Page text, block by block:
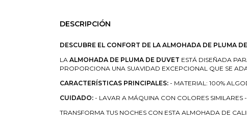
DESCRIPCIÓN
DESCUBRE EL CONFORT DE LA ALMOHADA DE PLUMA
LA ALMOHADA DE PLUMA DE DUVET ESTÁ DISEÑADA
PROPORCIONA UNA SUAVIDAD EXCEPCIONAL QUE SE
CARACTERÍSTICAS PRINCIPALES: - MATERIAL: 100%
CUIDADO: - LAVAR A MÁQUINA CON COLORES
TRANSFORMA TUS NOCHES CON ESTA ALMOHADA DE